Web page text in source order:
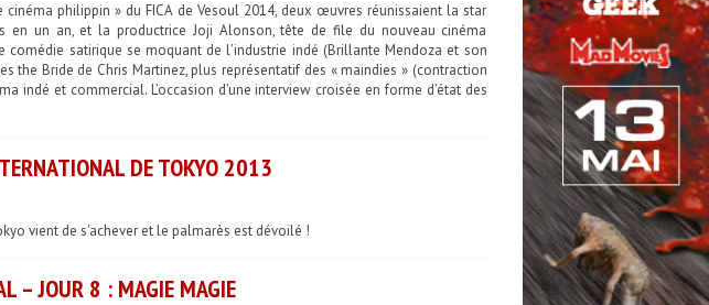
philippin » du FICA de Vesoul 2014, deux œuvres réunissaient la star
en un an, et la productrice Joji Alonson, tête de file du nouveau cinéma
comédie satirique se moquant de l’industrie indé (Brillante Mendoza et son
the Bride de Chris Martinez, plus représentatif des « maindies » (contraction
indé et commercial. L’occasion d’une interview croisée en forme d’état des
DE TOKYO 2013
vient de s'achever et le palmarès est dévoilé !
– JOUR 8 : MAGIE MAGIE